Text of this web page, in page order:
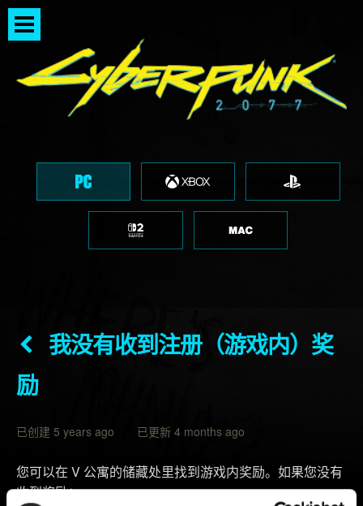
我没有收到注册（游戏内）奖
励
已创建 5 years ago 已更新 4 months ago
您可以在 V 公寓的储藏处里找到游戏内奖励。如果您没有
收到奖励：